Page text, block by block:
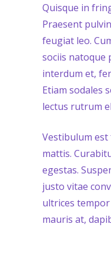
Quisque in
Praesent
feugiat leo.
sociis natoque
interdum et,
Etiam sodales
lectus rutrum
Vestibulum est
mattis.
egestas.
justo vitae
ultrices tempor
mauris at,